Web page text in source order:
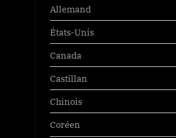
Allemand
États-Unis
Canada
Castillan
Chinois
Coréen